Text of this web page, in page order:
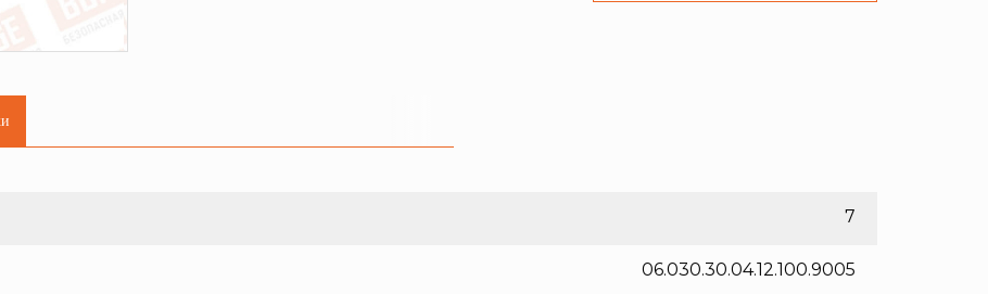
7
06.030.30.04.12.100.9005